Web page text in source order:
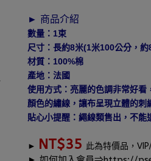
► 商品介紹
數量：1束
尺寸：長約8米(1米100公分，約
材質：100%棉
產地：法國
使用方式：亮麗的色調非常好
顏色的繡線，讓布呈現立體的刺
貼心小提醒：繩線類售出，不能
► NT$35 此為特價品，